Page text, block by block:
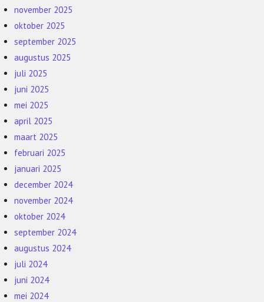
november 2025
oktober 2025
september 2025
augustus 2025
juli 2025
juni 2025
mei 2025
april 2025
maart 2025
februari 2025
januari 2025
december 2024
november 2024
oktober 2024
september 2024
augustus 2024
juli 2024
juni 2024
mei 2024